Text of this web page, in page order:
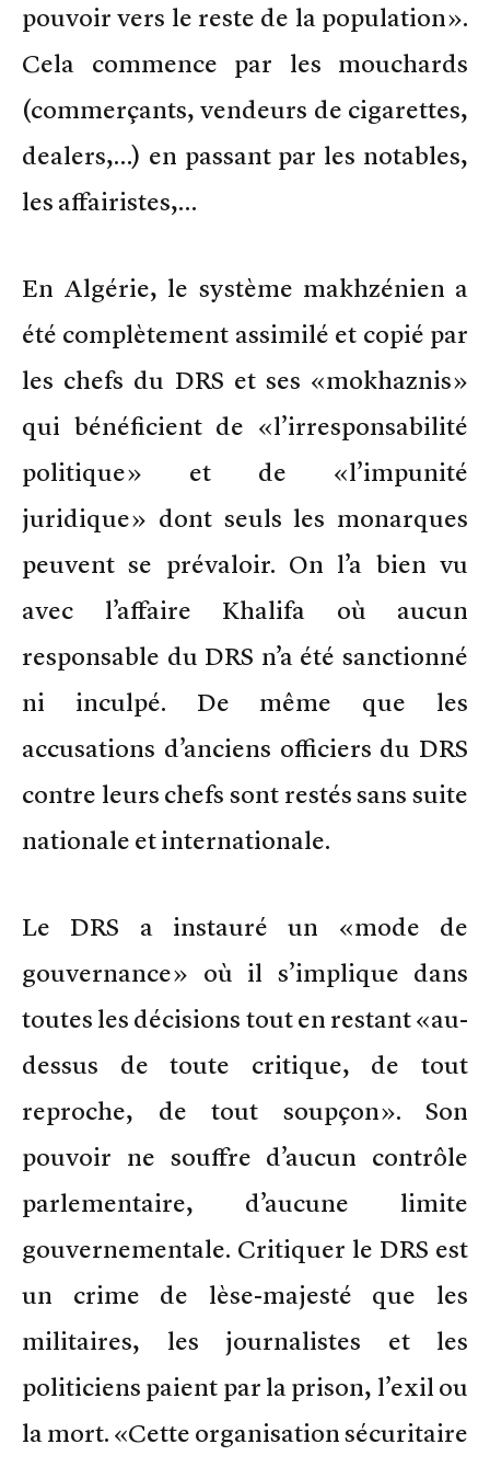
pouvoir vers le reste de la population».
Cela commence par les mouchards
(commerçants, vendeurs de cigarettes,
dealers,…) en passant par les notables,
les affairistes,…
En Algérie, le système makhzénien a
été complètement assimilé et copié par
les chefs du DRS et ses «mokhaznis»
qui bénéficient de «l’irresponsabilité
politique» et de «l’impunité
juridique» dont seuls les monarques
peuvent se prévaloir. On l’a bien vu
avec l’affaire Khalifa où aucun
responsable du DRS n’a été sanctionné
ni inculpé. De même que les
accusations d’anciens officiers du DRS
contre leurs chefs sont restés sans suite
nationale et internationale.
Le DRS a instauré un «mode de
gouvernance» où il s’implique dans
toutes les décisions tout en restant «au-
dessus de toute critique, de tout
reproche, de tout soupçon». Son
pouvoir ne souffre d’aucun contrôle
parlementaire, d’aucune limite
gouvernementale. Critiquer le DRS est
un crime de lèse-majesté que les
militaires, les journalistes et les
politiciens paient par la prison, l’exil ou
la mort. «Cette organisation sécuritaire